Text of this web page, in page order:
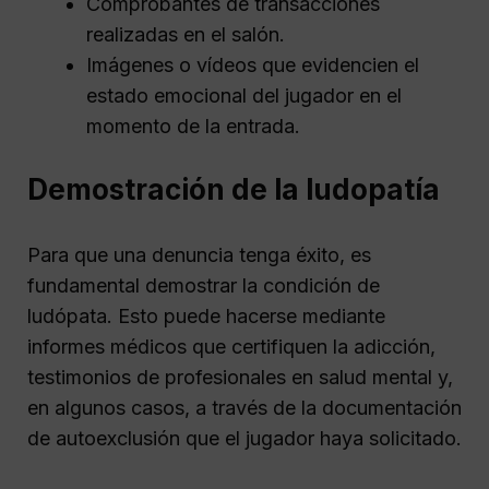
realizadas en el salón.
Imágenes o vídeos que evidencien el
estado emocional del jugador en el
momento de la entrada.
Demostración de la ludopatía
Para que una denuncia tenga éxito, es
fundamental demostrar la condición de
ludópata. Esto puede hacerse mediante
informes médicos que certifiquen la adicción,
testimonios de profesionales en salud mental y,
en algunos casos, a través de la documentación
de autoexclusión que el jugador haya solicitado.